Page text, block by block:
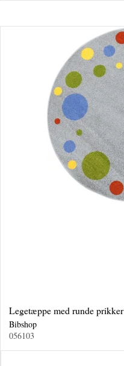
Legetæppe med runde prikker
Bibshop
056103